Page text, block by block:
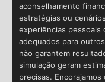
aconselhamento
estratégias ou
experiências pessoais
adequados para
não garantem
simulação geram
precisas.